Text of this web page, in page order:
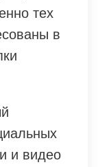
тех
в
и видео